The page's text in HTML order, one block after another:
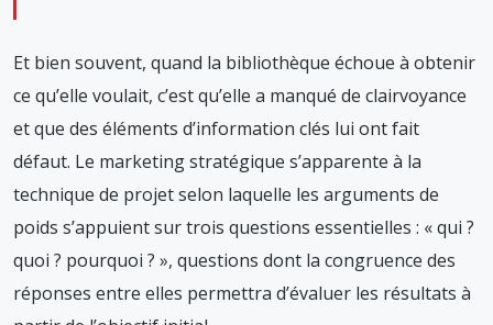
Et bien souvent, quand la bibliothèque échoue à obtenir
ce qu’elle voulait, c’est qu’elle a manqué de clairvoyance
et que des éléments d’information clés lui ont fait
défaut. Le marketing stratégique s’apparente à la
technique de projet selon laquelle les arguments de
poids s’appuient sur trois questions essentielles : « qui ?
quoi ? pourquoi ? », questions dont la congruence des
réponses entre elles permettra d’évaluer les résultats à